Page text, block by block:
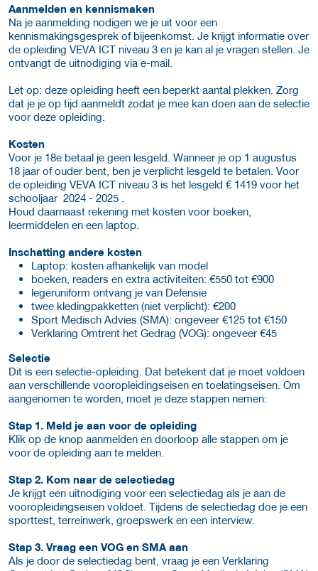
Aanmelden en kennismaken
Na je aanmelding nodigen we je uit voor een
kennismakingsgesprek of bijeenkomst. Je krijgt informatie over
de opleiding VEVA ICT niveau 3 en je kan al je vragen stellen. Je
ontvangt de uitnodiging via e-mail.
Let op: deze opleiding heeft een beperkt aantal plekken. Zorg
dat je je op tijd aanmeldt zodat je mee kan doen aan de selectie
voor deze opleiding.
Kosten
Voor je 18e betaal je geen lesgeld. Wanneer je op 1 augustus
18 jaar of ouder bent, ben je verplicht lesgeld te betalen. Voor
de opleiding VEVA ICT niveau 3 is het lesgeld € 1419 voor het
schooljaar 2024 - 2025 .
Houd daarnaast rekening met kosten voor boeken,
leermiddelen en een laptop.
Inschatting andere kosten
Laptop: kosten afhankelijk van model
boeken, readers en extra activiteiten: €550 tot €900
legeruniform ontvang je van Defensie
twee kledingpakketten (niet verplicht): €200
Sport Medisch Advies (SMA): ongeveer €125 tot €150
Verklaring Omtrent het Gedrag (VOG): ongeveer €45
Selectie
Dit is een selectie-opleiding. Dat betekent dat je moet voldoen
aan verschillende vooropleidingseisen en toelatingseisen. Om
aangenomen te worden, moet je deze stappen nemen:
Stap 1. Meld je aan voor de opleiding
Klik op de knop aanmelden en doorloop alle stappen om je
voor de opleiding aan te melden.
Stap 2. Kom naar de selectiedag
Je krijgt een uitnodiging voor een selectiedag als je aan de
vooropleidingseisen voldoet. Tijdens de selectiedag doe je een
sporttest, terreinwerk, groepswerk en een interview.
Stap 3. Vraag een VOG en SMA aan
Als je door de selectiedag bent, vraag je een Verklaring